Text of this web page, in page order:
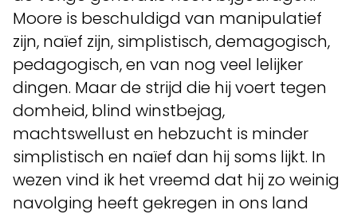
Moore is beschuldigd van manipulatief
zijn, naïef zijn, simplistisch, demagogisch,
pedagogisch, en van nog veel lelijker
dingen. Maar de strijd die hij voert tegen
domheid, blind winstbejag,
machtswellust en hebzucht is minder
simplistisch en naïef dan hij soms lijkt. In
wezen vind ik het vreemd dat hij zo weinig
navolging heeft gekregen in ons land